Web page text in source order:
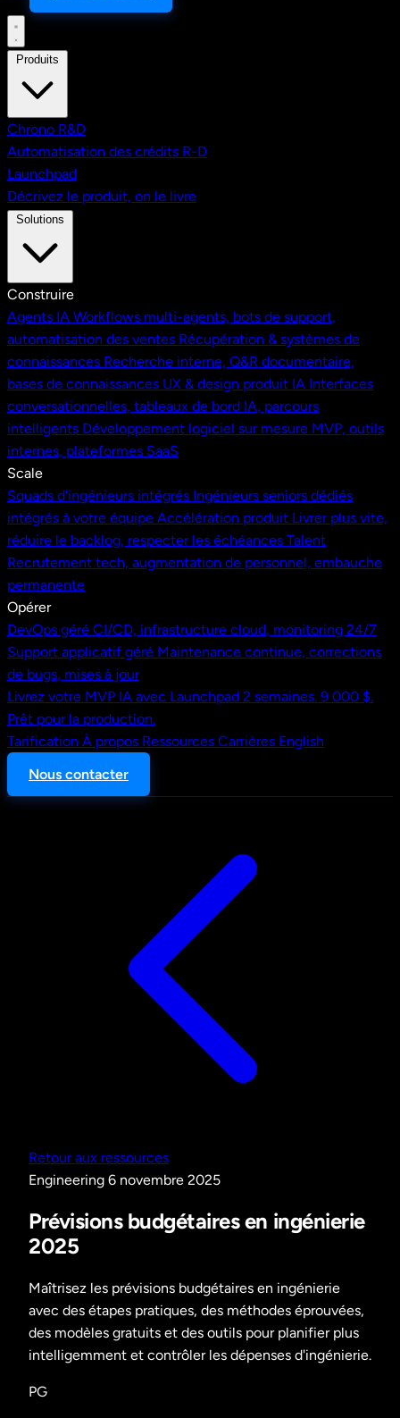
Chrono R&D
Automatisation des crédits R-D
Launchpad
Décrivez le produit, on le livre
Construire
Agents IA Workflows multi-agents, bots de support,
automatisation des ventes Récupération & systèmes de
connaissances Recherche interne, Q&R documentaire,
bases de connaissances UX & design produit IA Interfaces
conversationnelles, tableaux de bord IA, parcours
intelligents Développement logiciel sur mesure MVP, outils
internes, plateformes SaaS
Scale
Squads d'ingénieurs intégrés Ingénieurs seniors dédiés
intégrés à votre équipe Accélération produit Livrer plus vite,
réduire le backlog, respecter les échéances Talent
Recrutement tech, augmentation de personnel, embauche
permanente
Opérer
DevOps géré CI/CD, infrastructure cloud, monitoring 24/7
Support applicatif géré Maintenance continue, corrections
de bugs, mises à jour
Livrez votre MVP IA avec Launchpad 2 semaines. 9 000 $.
Prêt pour la production.
Tarification À propos Ressources Carrières English
Nous contacter
Retour aux ressources
Engineering 6 novembre 2025
Prévisions budgétaires en ingénierie
2025
Maîtrisez les prévisions budgétaires en ingénierie
avec des étapes pratiques, des méthodes éprouvées,
des modèles gratuits et des outils pour planifier plus
intelligemment et contrôler les dépenses d'ingénierie.
PG